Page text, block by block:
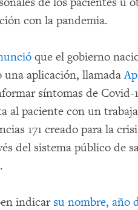
con la pandemia.
que el gobierno
una aplicación, llamada
síntomas de Covid-
al paciente con un
171 creado para la
del sistema público de
indicar su nombre, año